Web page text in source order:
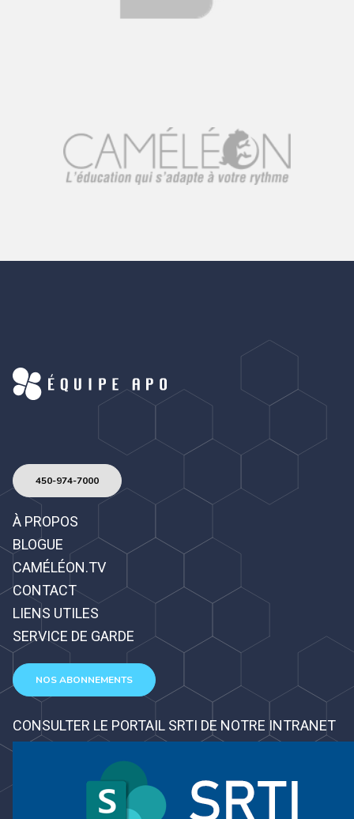
450-974-7000
À PROPOS
BLOGUE
CAMÉLÉON.TV
CONTACT
LIENS UTILES
SERVICE DE GARDE
NOS ABONNEMENTS
CONSULTER LE PORTAIL SRTI DE NOTRE INTRANET